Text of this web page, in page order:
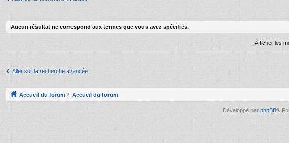
Aucun résultat ne correspond aux termes que vous avez spécifiés.
Afficher les
Aller sur la recherche avancée
Accueil du forum Accueil du forum
Développé par phpBB®